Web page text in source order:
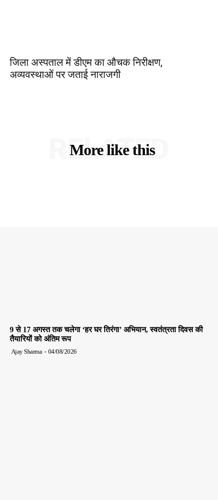
जिला अस्पताल में डीएम का औचक निरीक्षण,
अव्यवस्थाओं पर जताई नाराजगी
More like this
RELATED
9 से 17 अगस्त तक चलेगा ‘हर घर तिरंगा’ अभियान, स्वतंत्रता दिवस की
तैयारियों को अंतिम रूप
Ajay Sharma - 04/08/2026